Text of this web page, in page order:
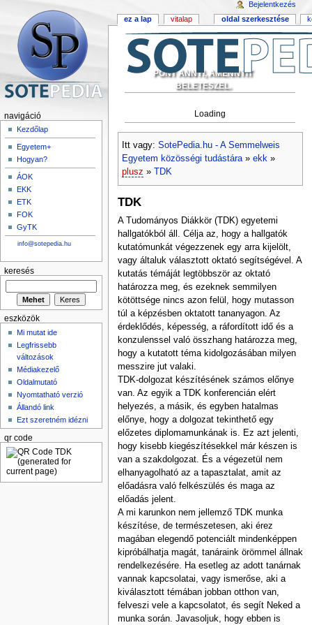
PONT ANNYI, AMENNYIT
BELETESZEL.
Loading
Itt vagy: SotePedia.hu - A Semmelweis
Egyetem közösségi tudástára» ekk»
plusz » TDK
TDK
A Tudományos Diákkör (TDK) egyetemi
hallgatókból áll. Célja az, hogy a hallgatók
kutatómunkát végezzenek egy arra kijelölt,
vagy általuk választott oktató segítségével. A
kutatás témáját legtöbbször az oktató
határozza meg, és ezeknek semmilyen
kötöttsége nincs azon felül, hogy mutasson
túl a képzésben oktatott tananyagon. Az
érdeklődés, képesség, a ráfordított idő és a
konzulenssel való összhang határozza meg,
hogy a kutatott téma kidolgozásában milyen
messzire jut valaki.
TDK-dolgozat készítésének számos előnye
van. Az egyik a TDK konferencián elért
helyezés, a másik, és egyben hatalmas
előnye, hogy a dolgozat tekinthető egy
előzetes diplomamunkának is. Ez azt jelenti,
hogy kisebb kiegészítésekkel már készen is
van a szakdolgozat. És a végezetül nem
elhanyagolható az a tapasztalat, amit az
előadásra való felkészülés és maga az
előadás jelent.
A mi karunkon nem jellemző TDK munka
készítése, de természetesen, aki érez
magában elegendő potenciált mindenképpen
kipróbálhatja magát, tanáraink örömmel állnak
rendelkezésére. Ha esetleg az adott tanárnak
vannak kapcsolatai, vagy ismerőse, aki a
kiválasztott témában jobban otthon van,
felveszi vele a kapcsolatot, és segít Neked a
munka során. Javasoljuk, hogy ebben is
ez a lap vitalap oldal szerkesztése
Bejelentkezés
navigáció
Kezdőlap
Egyetem+
Hogyan?
ÁOK
EKK
ETK
FOK
GyTK
info@sotepedia.hu
keresés
eszközök
Mi mutat ide
Legfrissebb
változások
Médiakezelő
Oldalmutató
Nyomtatható verzió
Állandó link
Ezt szeretném idézni
qr code